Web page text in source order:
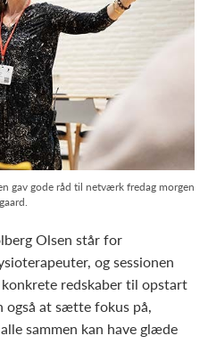
gav gode råd til netværk fredag morgen
Olsen står for
og sessionen
redskaber til opstart
også at sætte fokus på,
sammen kan have glæde